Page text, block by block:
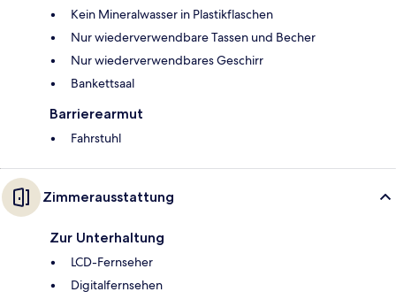
Kein Mineralwasser in Plastikflaschen
Nur wiederverwendbare Tassen und Becher
Nur wiederverwendbares Geschirr
Bankettsaal
Barrierearmut
Fahrstuhl
Zimmerausstattung
Zur Unterhaltung
LCD-Fernseher
Digitalfernsehen